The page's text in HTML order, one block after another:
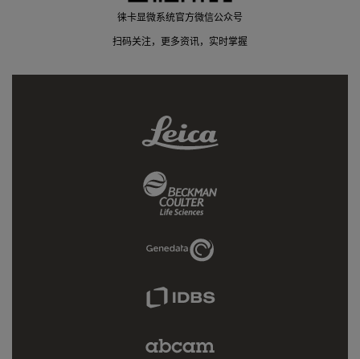
徕卡显微系统官方微信公众号
扫码关注，更多资讯，实时掌握
Leica
Link
Coulter
Link
Genedata
Link
IDBS
Abcam